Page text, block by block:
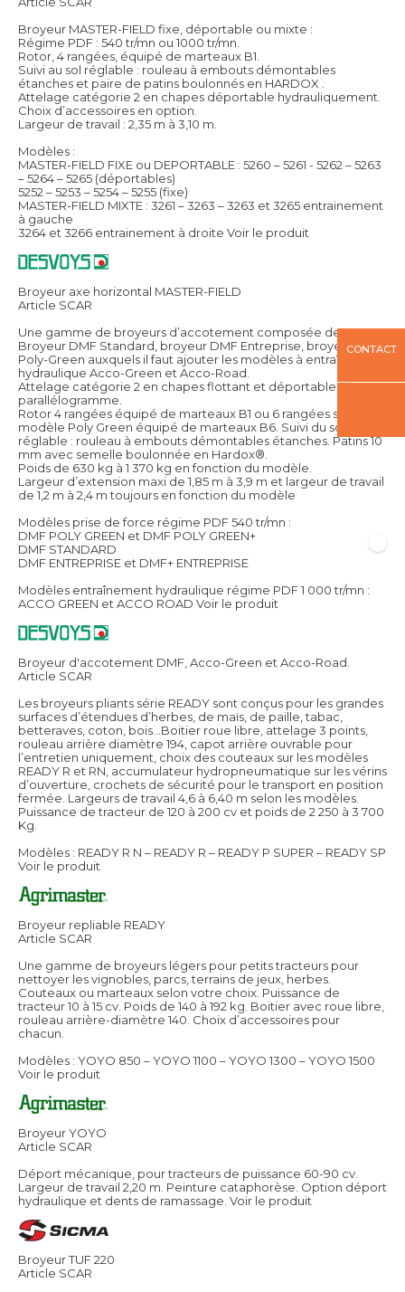
Broyeur MASTER-FIELD fixe, déportable ou mixte :
Régime PDF : 540 tr/mn ou 1000 tr/mn.
Rotor, 4 rangées, équipé de marteaux B1.
Suivi au sol réglable : rouleau à embouts démontables
étanches et paire de patins boulonnés en HARDOX .
Attelage catégorie 2 en chapes déportable hydrauliquement.
Choix d’accessoires en option.
Largeur de travail : 2,35 m à 3,10 m.
Modèles :
MASTER-FIELD FIXE ou DEPORTABLE : 5260 – 5261 - 5262 – 5263
– 5264 – 5265 (déportables)
5252 – 5253 – 5254 – 5255 (fixe)
MASTER-FIELD MIXTE : 3261 – 3263 – 3263 et 3265 entrainement
à gauche
3264 et 3266 entrainement à droite Voir le produit
Broyeur axe horizontal MASTER-FIELD
Article SCAR
Une gamme de broyeurs d’accotement composée de
Broyeur DMF Standard, broyeur DMF Entreprise, broyeur DMF
Poly-Green auxquels il faut ajouter les modèles à entraînement
hydraulique Acco-Green et Acco-Road.
Attelage catégorie 2 en chapes flottant et déportable par
parallélogramme.
Rotor 4 rangées équipé de marteaux B1 ou 6 rangées sur
modèle Poly Green équipé de marteaux B6. Suivi du sol
réglable : rouleau à embouts démontables étanches. Patins 10
mm avec semelle boulonnée en Hardox®.
Poids de 630 kg à 1 370 kg en fonction du modèle.
Largeur d’extension maxi de 1,85 m à 3,9 m et largeur de travail
de 1,2 m à 2,4 m toujours en fonction du modèle
Modèles prise de force régime PDF 540 tr/mn :
DMF POLY GREEN et DMF POLY GREEN+
DMF STANDARD
DMF ENTREPRISE et DMF+ ENTREPRISE
Modèles entraînement hydraulique régime PDF 1 000 tr/mn :
ACCO GREEN et ACCO ROAD Voir le produit
Broyeur d'accotement DMF, Acco-Green et Acco-Road.
Article SCAR
Les broyeurs pliants série READY sont conçus pour les grandes
surfaces d’étendues d’herbes, de maïs, de paille, tabac,
betteraves, coton, bois…Boitier roue libre, attelage 3 points,
rouleau arrière diamètre 194, capot arrière ouvrable pour
l’entretien uniquement, choix des couteaux sur les modèles
READY R et RN, accumulateur hydropneumatique sur les vérins
d’ouverture, crochets de sécurité pour le transport en position
fermée. Largeurs de travail 4,6 à 6,40 m selon les modèles.
Puissance de tracteur de 120 à 200 cv et poids de 2 250 à 3 700
Kg.
Modèles : READY R N – READY R – READY P SUPER – READY SP
Voir le produit
Broyeur repliable READY
Article SCAR
Une gamme de broyeurs légers pour petits tracteurs pour
nettoyer les vignobles, parcs, terrains de jeux, herbes.
Couteaux ou marteaux selon votre choix. Puissance de
tracteur 10 à 15 cv. Poids de 140 à 192 kg. Boitier avec roue libre,
rouleau arrière-diamètre 140. Choix d’accessoires pour
chacun.
Modèles : YOYO 850 – YOYO 1100 – YOYO 1300 – YOYO 1500
Voir le produit
Broyeur YOYO
Article SCAR
Déport mécanique, pour tracteurs de puissance 60-90 cv.
Largeur de travail 2,20 m. Peinture cataphorèse. Option déport
hydraulique et dents de ramassage. Voir le produit
Broyeur TUF 220
Article SCAR
CONTACT